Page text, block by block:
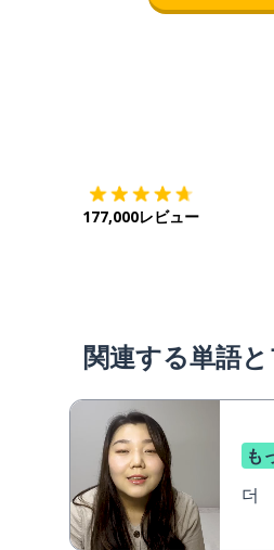
177,000レビュー
関連する単語と
も
더